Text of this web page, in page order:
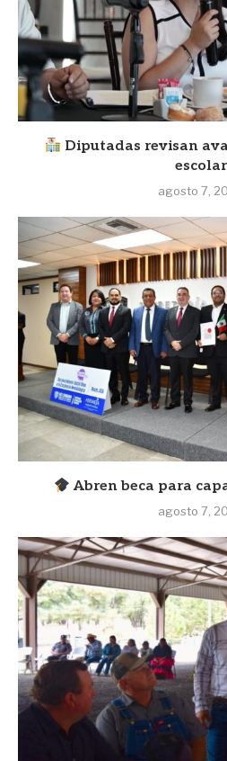
Diputadas revisan
escolar
agosto 7,
Abren beca para
agosto 7,